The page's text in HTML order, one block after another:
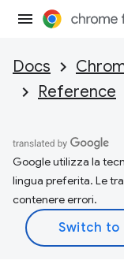
Docs
Reference
Google utilizza la
lingua preferita. Le
contenere errori.